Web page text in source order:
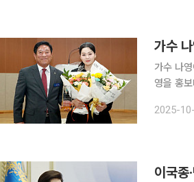
가수
가수 나영이
영을 홍보대사로 위
2025-
이국